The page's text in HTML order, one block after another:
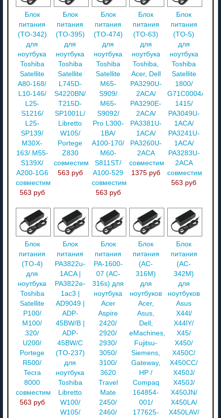
Блок
питания
(TO-342)
для
ноутбука
Toshiba
Satellite
A80-168/
L10-146/
L25-
S1216/
L25-
SP139/
M30X-
163/ M55-
S139X/
A200-1G6
совместимый
563 руб
Блок
питания
(TO-395)
для
ноутбука
Toshiba
Satellite
L745D-
S4220BN/
T215D-
SP1001L/
Libretto
W105/
Portege
Z830
совместимый
563 руб
Блок
питания
(TO-474)
для
ноутбука
Toshiba
Satellite
M65-
S909/
M65-
S9092/
Pro L300-
1BA/
A100-170/
M60-
S811ST/
A100-529
совместимый
563 руб
Блок
питания
(TO-63)
для
ноутбука
Toshiba,
Acer, Dell
PA3290U-
2ACA/
PA3290E-
2ACA/
PA3381U-
1ACA/
PA3260U-
2ACA
совместимый
1375 руб
Блок
питания
(TO-5)
для
ноутбука
Toshiba
Satellite
1800/
G71C0004A510/
1415/
PA3049U-
1ACA/
PA3241U-
1ACA/
PA3283U-
2ACA
совместимый
563 руб
Блок
питания
(TO-4)
для
ноутбука
Toshiba
Satellite
P100/
M100/
320/
U200/
Portege
R500/
Tecra
8000
совместимый
563 руб
Блок
питания
PA3822u-
1ACA |
PA3822e-
1ac3 |
AD9049 |
ADP-
45BW/B |
ADP-
45BW/C
(TO-237)
для
ноутбука
Toshiba
Libretto
W100/
W105/
Блок
питания
PA-1600-
07 (AC-
316s) для
ноутбука
Acer
Aspire
2420/
2920/
2930/
3050/
3100/
3620
Travel
Mate
2450/
2460/
Блок
питания
(AC-
316M)
для
ноутбуков
Acer,
Asus,
Dell,
eMachines,
Fujitsu-
Siemens,
Gateway,
HP /
Compaq
164854-
001/
177625-
Блок
питания
(AC-
342M)
для
ноутбуков
Asus
X44l/
X44lY/
X45/
X450/
X450C/
X450CC/
X450J/
X450J/
X450JN/
X450LA/
X450LAV/